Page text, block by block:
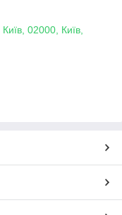
02000, Київ,